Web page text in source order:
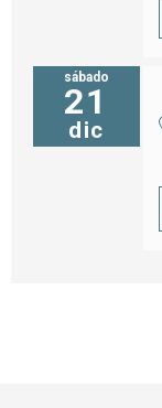
sábado
21
dic